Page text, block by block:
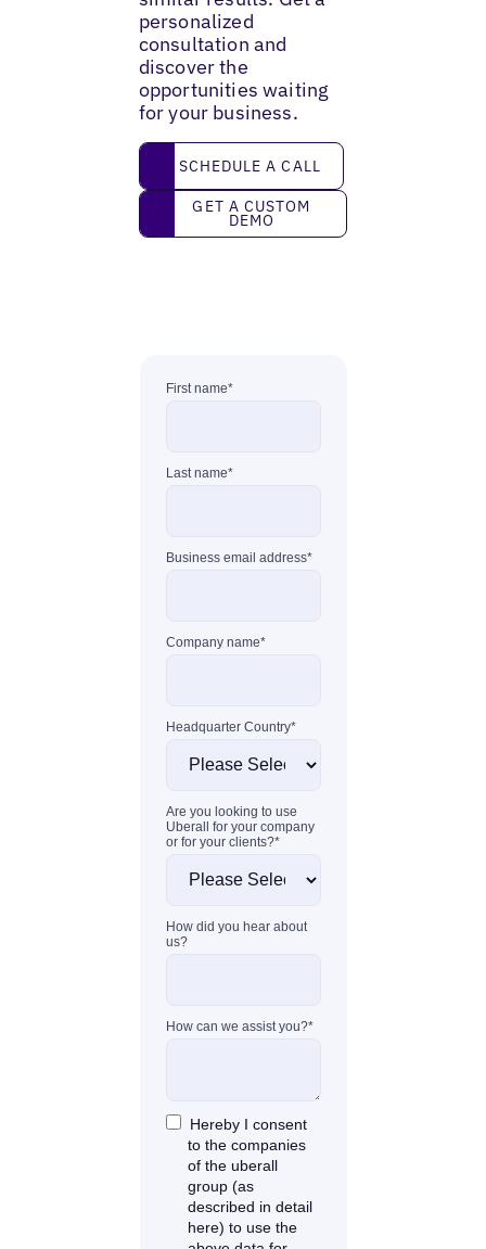
personalized
consultation and
discover the
opportunities waiting
for your business.
Schedule a call
SCHEDULE A CALL
Get a custom demo
GET A CUSTOM
DEMO